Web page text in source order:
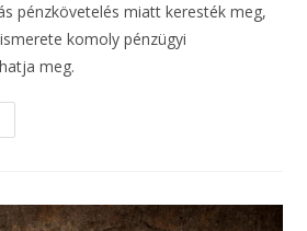
pénzkövetelés miatt keresték meg,
komoly pénzügyi
meg.